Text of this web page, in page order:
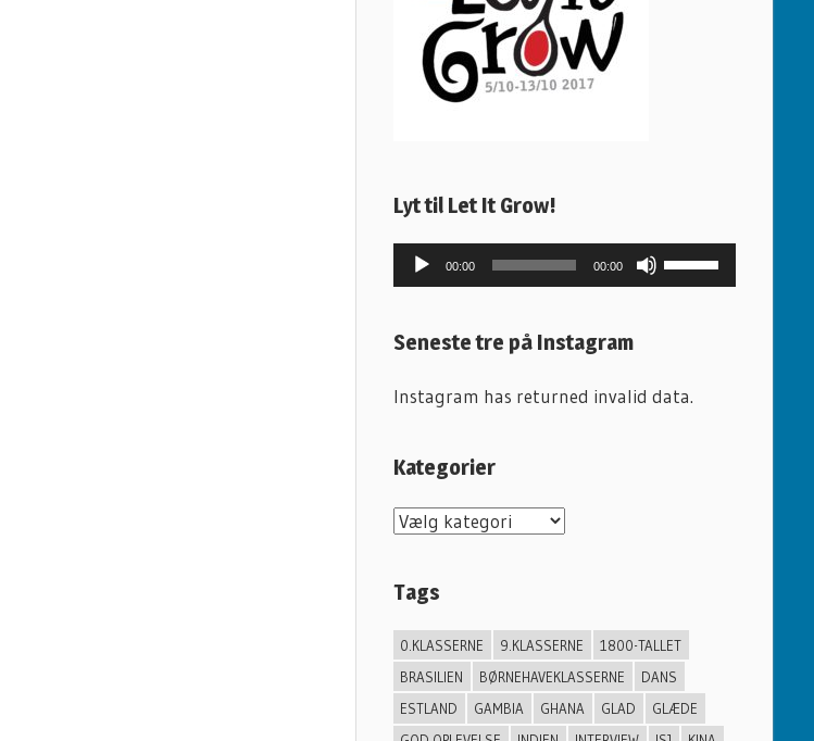
Lyt til Let It Grow!
Lydafspiller
00:00 00:00
Brug
op/ned
Seneste tre på Instagram
Instagram has returned invalid data.
Kategorier
K
t
g
o
Tags
0.KLASSERNE 9.KLASSERNE
1800-TALLET
BRASILIEN
BØRNEHAVEKLASSERNE
DANS
ESTLAND
GAMBIA GHANA GLAD
GLÆDE